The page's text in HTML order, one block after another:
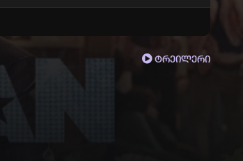
ტრეილერი